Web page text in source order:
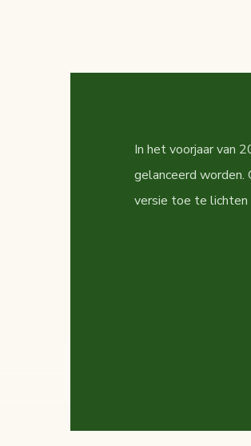
In het voorjaar van
gelanceerd worden.
versie toe te lichten